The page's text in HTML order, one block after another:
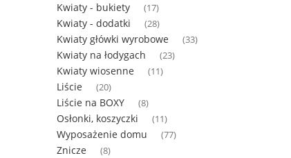
Kwiaty - bukiety (17)
Kwiaty - dodatki (28)
Kwiaty główki wyrobowe (33)
Kwiaty na łodygach (23)
Kwiaty wiosenne (11)
Liście (20)
Liście na BOXY (8)
Osłonki, koszyczki (11)
Wyposażenie domu (77)
Znicze (8)